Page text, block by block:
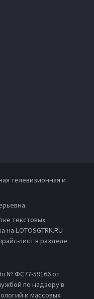
телевизионная и
текстовых
LOTOSGTRK.RU
лист в разделе
№ ФС77-59166 от
по надзору в
и массовых